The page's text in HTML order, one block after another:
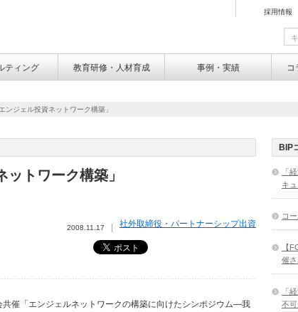
採用情報
ティング 教育研修・人材育成 事例・実績 コ
ンジェル投資ネットワーク構築」
トワーク構築」
2008.11.17 社外取締役・パートナーシップ出資
催「エンジェルネットワークの構築に向けたシンポジウム―我
BIP
「
キ
コ
【
催さ
「
不